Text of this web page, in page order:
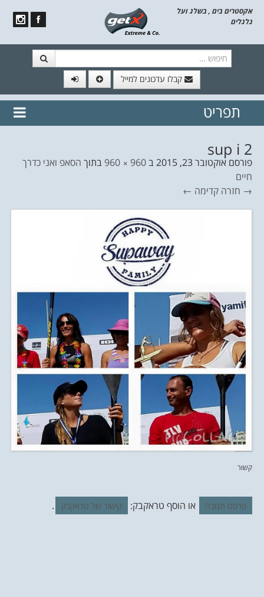
אקסטרים בים , בשלג ועל
גלגלים
קבלו עדכונים למייל
// הצטרף לרשימת תפוצה!
נשמח
תפריט
sup i 2
פורסם אוקטובר 23, 2015 ב960 × 960 בתוך הסאפ ואני כדרך
חיים
→ חזרה קדימה ←
קשור
פרסם תגובה או הוסף טראקבק: קישור של טראקבק .